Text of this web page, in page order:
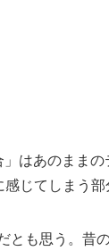
はあのまま
じてしまう部
とも思う。昔